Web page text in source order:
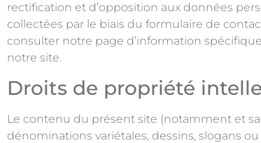
rectification et d’opposition aux données
collectées par le biais du formulaire de
consulter notre page d’information
notre site.
Droits de propriété
Le contenu du présent site (notamment et
dénominations variétales, dessins, slogans